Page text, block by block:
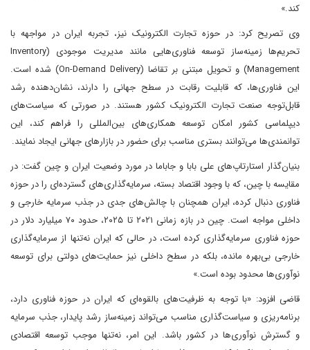
کند.»
وی تصریح کرد: در حوزه تجارت الکترونیک نیز، تجربه ایران در مواجهه با
تحریم‌ها زمینه‌ساز توسعه فناوری‌هایی مانند مدیریت موجودی (Inventory
Management) و تحویل مبتنی بر تقاضا (On-Demand Delivery) شده است.
این فناوری‌ها، که قابلیت رقابت در سطح جهانی را دارند، نشان‌دهنده رشد
قابل‌توجه صنعت تجارت الکترونیک کشور هستند. در صورتی که سیاست‌های
دیپلماسی کشور امکان توسعه همکاری‌های بین‌المللی را فراهم کند، این
توانمندی‌ها می‌توانند بستری مناسب برای حضور در بازارهای جهانی ایجاد نمایند.
بنیان‌گذار استارتاپ‌های علی بابا و جاباما در مورد وضعیت ایران و چین گفت: در
مقایسه با چین، که با وجود اقتصاد بسته، سرمایه‌گذاری‌های گسترده‌ای را در حوزه
فناوری دنبال کرده، ایران همچنان با چالش‌های جدی در جذب سرمایه خارجی و
داخلی مواجه است. چین در بازه زمانی ۲۰۲۱ تا ۲۰۲۵، حدود ۷۰ میلیارد دلار در
حوزه فناوری سرمایه‌گذاری کرده است، در حالی که ایران نه‌تنها از سرمایه‌گذاری
خارجی بی‌بهره مانده، بلکه در سطح داخلی نیز حمایت‌های دولتی برای توسعه
نوآوری‌ها محدود بوده است.»
قاضی افزود: «با توجه به ظرفیت‌های بالقوه‌ای که ایران در حوزه فناوری دارد،
برنامه‌ریزی و سیاست‌گذاری مناسب می‌تواند زمینه‌ساز رشد پایدار، جذب سرمایه
و گسترش نوآوری‌ها در کشور باشد. این امر، نه‌تنها موجب توسعه اقتصادی